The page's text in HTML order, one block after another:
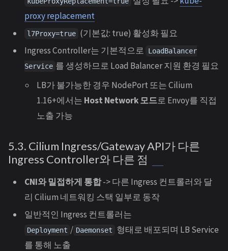
proxy replacement
l7Proxy=true (기본값: true) 활성화 필요
Ingress Controller는 기본적으로
LoadBalancer
Service 를 생성하므로 Load Balancer 지원 환경 필요
LB가 불가능한 경우 NodePort 또는 Cilium
1.16+에서는 Host Network 모드로 Envoy를 직접
노출 가능
5.3. Cilium Ingress/Gateway API가 다른
Ingress Controller와 다른 점
CNI와 밀접하게 통합-> 다른 Ingress 컨트롤러와 달
리 Cilium 네트워킹 스택 일부로 동작
일반적인 Ingress 컨트롤러는
Deployment / Daemonset
형태로 배포되며 LB Service
를 통해 노출